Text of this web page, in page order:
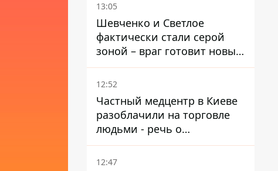
13:05
Шевченко и Светлое
фактически стали серой
зоной – враг готовит новые
атаки на Добропольском
направлении
12:52
Частный медцентр в Киеве
разоблачили на торговле
людьми - речь о
суррогатном материнстве
12:47